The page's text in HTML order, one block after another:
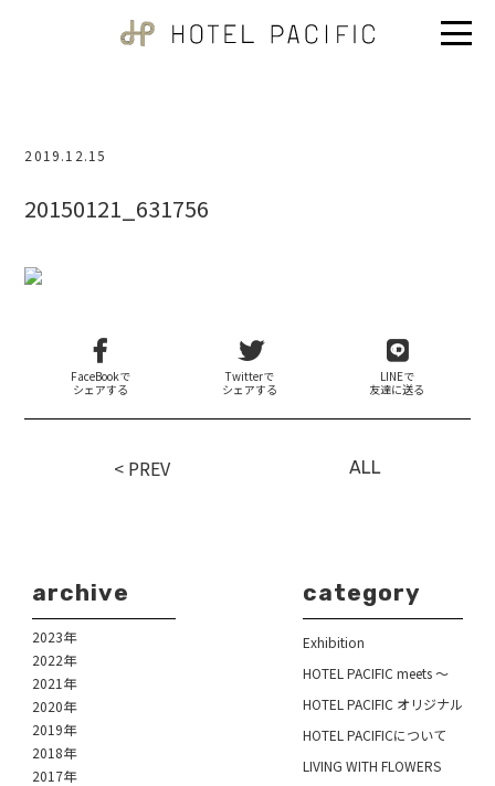
2019.12.15
20150121_631756
FaceBookで
シェアする
Twitterで
シェアする
LINEで
友達に送る
< PREV ALL
archive
2023年
2022年
2021年
2020年
2019年
2018年
2017年
category
Exhibition
HOTEL PACIFIC meets ～
HOTEL PACIFIC オリジナル
HOTEL PACIFICについて
LIVING WITH FLOWERS